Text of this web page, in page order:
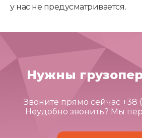
у нас не предусматривается.
Нужны
Звоните прямо сейчас +38
Неудобно звонить? Мы